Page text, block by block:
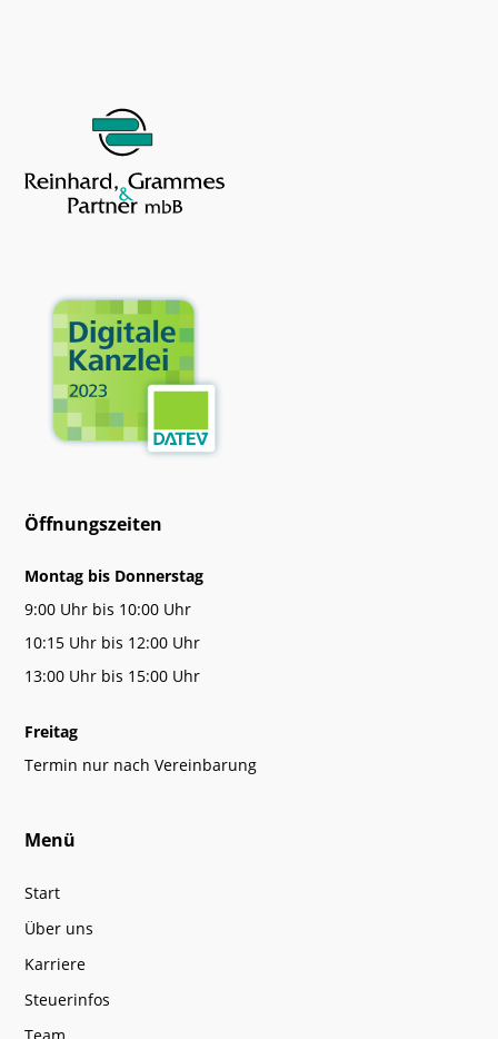
Öffnungszeiten
Montag bis Donnerstag
9:00 Uhr bis 10:00 Uhr
10:15 Uhr bis 12:00 Uhr
13:00 Uhr bis 15:00 Uhr
Freitag
Termin nur nach Vereinbarung
Menü
Start
Über uns
Karriere
Steuerinfos
Team